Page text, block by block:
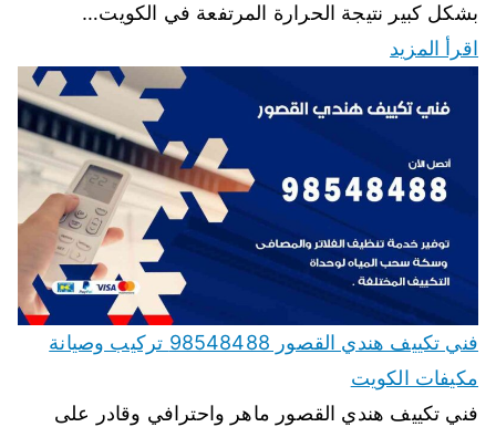
بشكل كبير نتيجة الحرارة المرتفعة في الكويت…
اقرأ المزيد
فني تكييف هندي القصور 98548488 تركيب وصيانة
مكيفات الكويت
فني تكييف هندي القصور ماهر واحترافي وقادر على